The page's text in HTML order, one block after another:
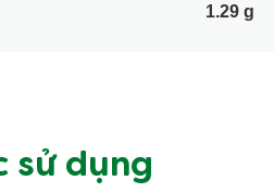
1.29 g
sử dụng